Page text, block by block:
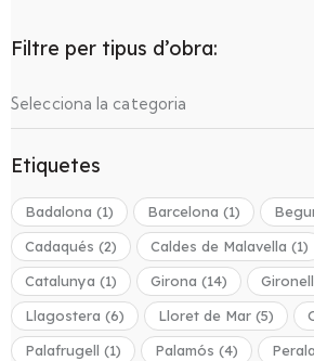
Filtre per tipus d’obra:
Etiquetes
Badalona (1) Barcelona (1)
Cadaqués (2) Caldes de Malavella (1)
Catalunya (1) Girona (14)
Llagostera (6) Lloret de Mar (5)
Palafrugell (1) Palamós (4)